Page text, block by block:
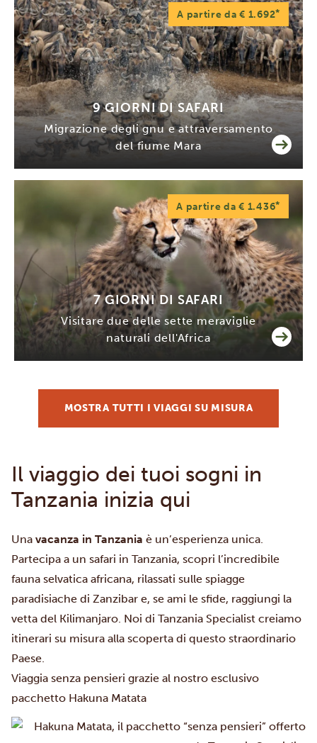
A partire da € 1.692*
9 GIORNI DI SAFARI
Migrazione degli gnu e attraversamento
del fiume Mara
A partire da € 1.436*
7 GIORNI DI SAFARI
Visitare due delle sette meraviglie
naturali dell'Africa
MOSTRA TUTTI I VIAGGI SU MISURA
Il viaggio dei tuoi sogni in
Tanzania inizia qui
Una vacanza in Tanzania è un’esperienza unica.
Partecipa a un safari in Tanzania, scopri l’incredibile
fauna selvatica africana, rilassati sulle spiagge
paradisiache di Zanzibar e, se ami le sfide, raggiungi la
vetta del Kilimanjaro. Noi di Tanzania Specialist creiamo
itinerari su misura alla scoperta di questo straordinario
Paese.
Viaggia senza pensieri grazie al nostro esclusivo
pacchetto Hakuna Matata